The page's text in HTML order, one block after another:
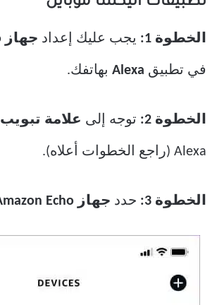
الخطوة 1: يجب عليك إعداد جهاز Amazon Echo
في تطبيق Alexa بهاتفك.
الخطوة 2: توجه إلى علامة تبويب
Alexa (راجع الخطوات أعلاه).
الخطوة 3: حدد جهاز Amazon Echo